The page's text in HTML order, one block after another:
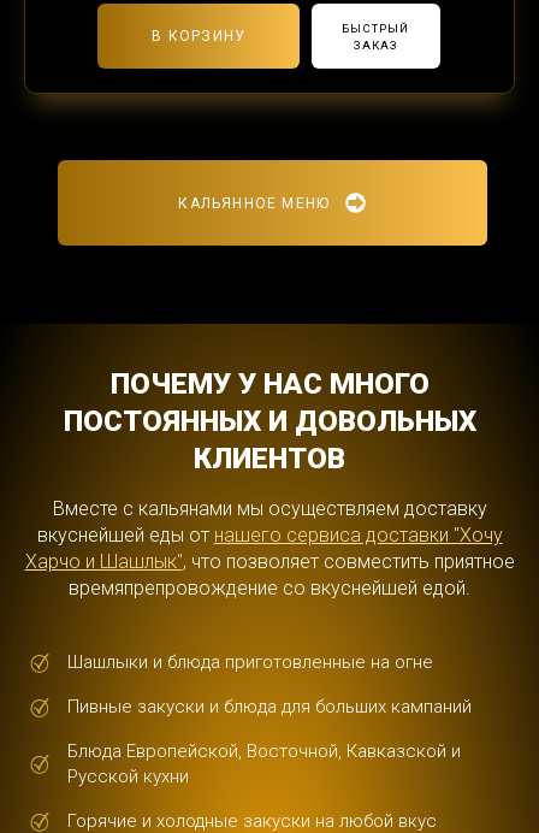
В КОРЗИНУ
БЫСТРЫЙ
ЗАКАЗ
КАЛЬЯННОЕ МЕНЮ
ПОЧЕМУ У НАС МНОГО
ПОСТОЯННЫХ И ДОВОЛЬНЫХ
КЛИЕНТОВ
Вместе с кальянами мы осуществляем доставку
вкуснейшей еды от нашего сервиса доставки "Хочу
Харчо и Шашлык", что позволяет совместить приятное
времяпрепровождение со вкуснейшей едой.
Шашлыки и блюда приготовленные на огне
Пивные закуски и блюда для больших кампаний
Блюда Европейской, Восточной, Кавказской и
Русской кухни
Горячие и холодные закуски на любой вкус